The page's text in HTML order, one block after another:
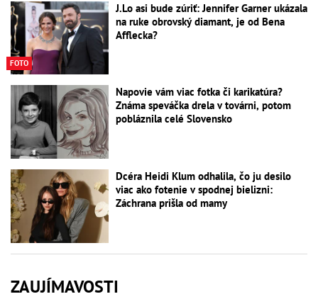
FOTO
J.Lo asi bude zúriť: Jennifer Garner ukázala
na ruke obrovský diamant, je od Bena
Afflecka?
Napovie vám viac fotka či karikatúra?
Známa speváčka drela v továrni, potom
pobláznila celé Slovensko
Dcéra Heidi Klum odhalila, čo ju desilo
viac ako fotenie v spodnej bielizni:
Záchrana prišla od mamy
ZAUJÍMAVOSTI